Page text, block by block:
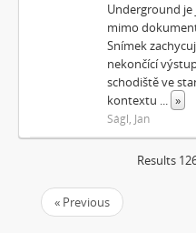
Underground je
mimo
Snímek
nekončící
schodiště ve
kontextu ... »
Ságl, Jan
Results
« Previous